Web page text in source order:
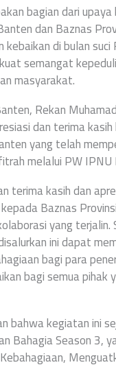
bagian dari
dan Baznas
di bulan suci
semangat
masyarakat.
Rekan
dan terima
yang telah
melalui PW IPNU
terima kasih dan
Baznas
yang terjalin.
ini dapat
bagi para
bagi semua pihak
bahwa kegiatan ini
Bahagia Season 3,